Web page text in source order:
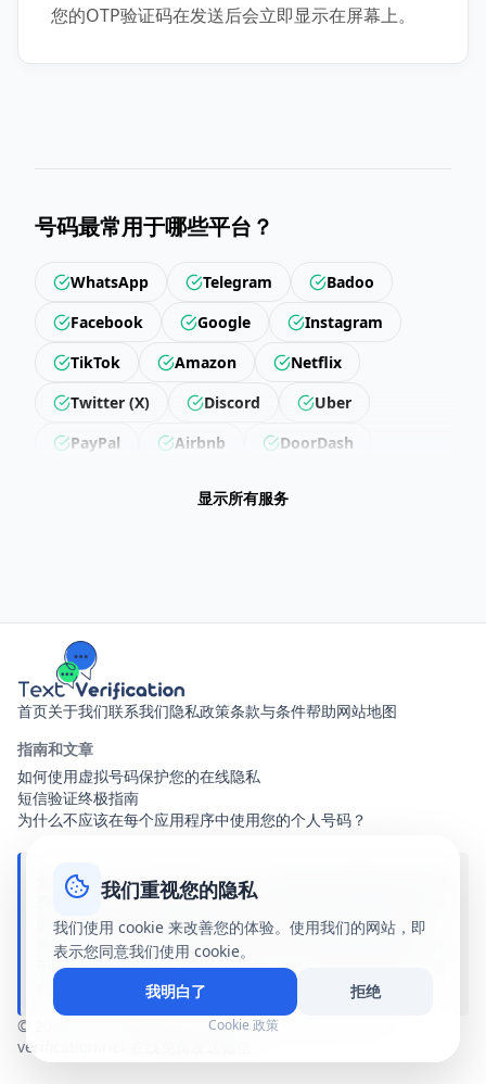
您的OTP验证码在发送后会立即显示在屏幕上。
号码最常用于哪些平台？
WhatsApp Telegram
Badoo
Facebook
Google
Instagram
TikTok
Amazon
Netflix
Twitter (X)
Discord
Uber
PayPal
Airbnb
DoorDash
Apple
Neteller
ProtonMail
Spotify
YouTube
Disney+
HBO Max
Telegram Business
KakaoTalk
Signal
Zoom
Skype
eBay
AliExpress
Alibaba
Target
Best Buy
显示所有服务
首页关于我们联系我们隐私政策条款与条件帮助网站地图
指南和文章
如何使用虚拟号码保护您的在线隐私
短信验证终极指南
为什么不应该在每个应用程序中使用您的个人号码？
免责声明：text-verification.net 是一个提供共享虚拟电话号码的免
费在线服务。收到的所有短信对访问此网站的任何人都是公开可见
的。我们与此网站上提到的任何品牌、应用程序或服务均无关联、
赞助或合作关系。使用我们的公共号码完全由您自己承担风险。对
于因使用我们的服务而产生的任何损害、账户停用或法律后果，我
们不承担任何责任。
© 2026 Text Verification - Receive SMS Online - text-
verification.net 在线免费发送短信
我们重视您的隐私
我们使用 cookie 来改善您的体验。使用我们的网站，即
表示您同意我们使用 cookie。
我明白了
拒绝
Cookie 政策